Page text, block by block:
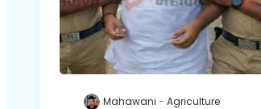
Mahawani Agriculture